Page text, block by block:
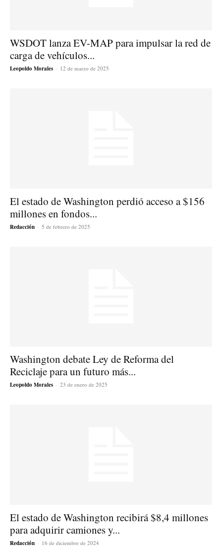
WSDOT lanza EV-MAP para impulsar la red de
carga de vehículos...
Leopoldo Morales - 12 de marzo de 2025
El estado de Washington perdió acceso a $156
millones en fondos...
Redacción - 5 de febrero de 2025
Washington debate Ley de Reforma del
Reciclaje para un futuro más...
Leopoldo Morales - 23 de enero de 2025
El estado de Washington recibirá $8,4 millones
para adquirir camiones y...
Redacción - 16 de diciembre de 2024